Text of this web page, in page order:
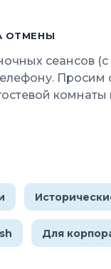
ОТМЕНЫ
сеансов (с
Просим
Для